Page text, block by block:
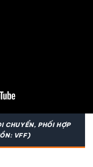
CHUYỂN, PHỐI HỢP
VFF)